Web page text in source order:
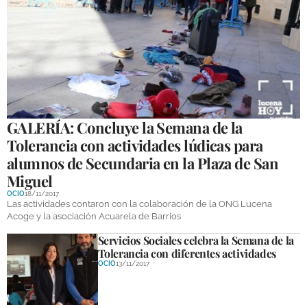
GALERÍA: Concluye la Semana de la
Tolerancia con actividades lúdicas para
alumnos de Secundaria en la Plaza de San
Miguel
OCIO18/11/2017
Las actividades contaron con la colaboración de la ONG Lucena
Acoge y la asociación Acuarela de Barrios
Servicios Sociales celebra la Semana de la
Tolerancia con diferentes actividades
OCIO13/11/2017